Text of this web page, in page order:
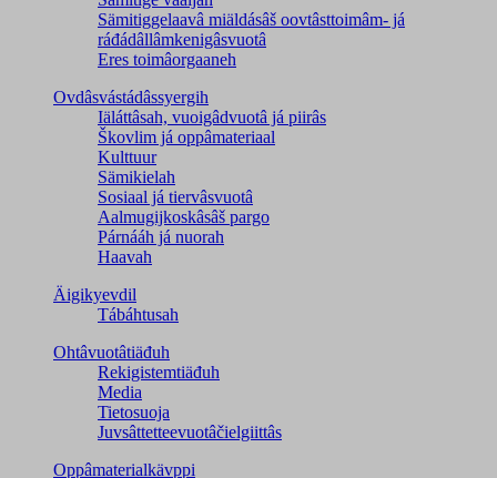
Sämitiggelaavâ miäldásâš oovtâsttoimâm- já
ráđádâllâmkenigâsvuotâ
Eres toimâorgaaneh
Ovdâsvástádâssyergih
Iäláttâsah, vuoigâdvuotâ já piirâs
Škovlim já oppâmateriaal
Kulttuur
Sämikielah
Sosiaal já tiervâsvuotâ
Aalmugijkoskâsâš pargo
Párnááh já nuorah
Haavah
Äigikyevdil
Tábáhtusah
Ohtâvuotâtiäđuh
Rekigistemtiäđuh
Media
Tietosuoja
Juvsâttetteevuotâčielgiittâs
Oppâmaterialkävppi